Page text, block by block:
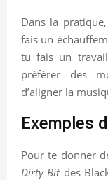
Dans la
fais un
tu fais un
préférer des
d’aligner la
Exemples
Pour te donner
Dirty Bitdes